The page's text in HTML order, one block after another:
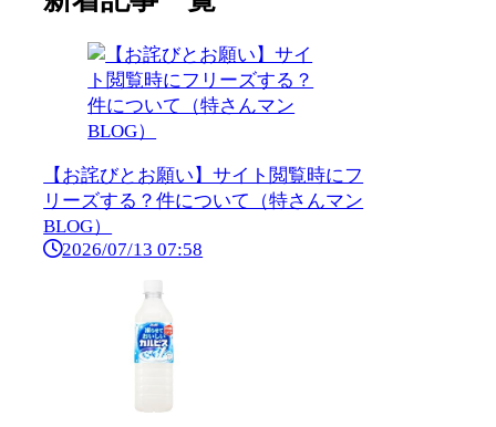
【お詫びとお願い】サイト閲覧時にフ
リーズする？件について（特さんマン
BLOG）
2026/07/13 07:58